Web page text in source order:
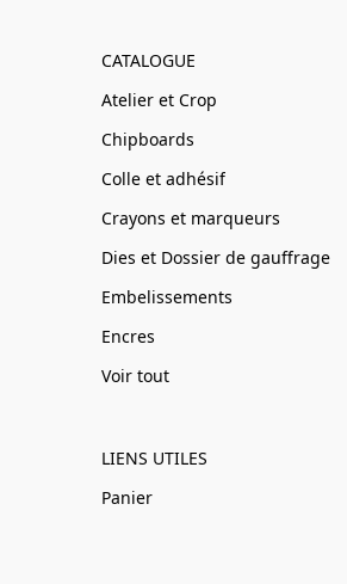
CATALOGUE
Atelier et Crop
Chipboards
Colle et adhésif
Crayons et marqueurs
Dies et Dossier de gauffrage
Embelissements
Encres
Voir tout
LIENS UTILES
Panier